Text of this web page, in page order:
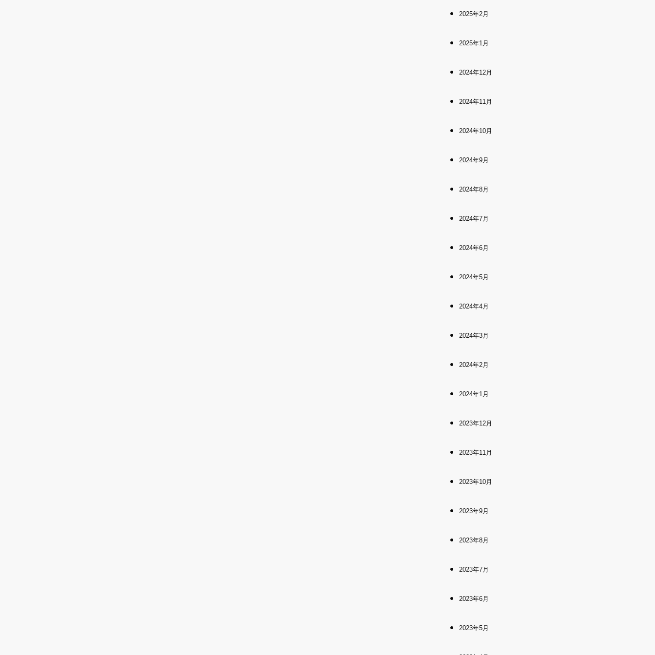
2025年2月
2025年1月
2024年12月
2024年11月
2024年10月
2024年9月
2024年8月
2024年7月
2024年6月
2024年5月
2024年4月
2024年3月
2024年2月
2024年1月
2023年12月
2023年11月
2023年10月
2023年9月
2023年8月
2023年7月
2023年6月
2023年5月